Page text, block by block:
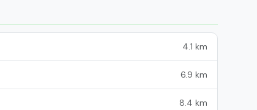
4.1 km
6.9 km
8.4 km